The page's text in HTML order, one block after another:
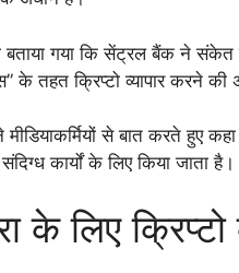
गया कि सेंट्रल बैंक ने संकेत
के तहत क्रिप्टो व्यापार करने
मीडियाकर्मियों से बात करते हुए
कार्यों के लिए किया जाता है।
के लिए